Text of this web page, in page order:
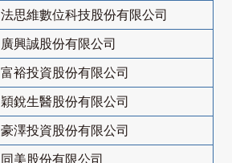
法思維數位科技股份有限公司
廣興誠股份有限公司
富裕投資股份有限公司
穎銳生醫股份有限公司
豪澤投資股份有限公司
同美股份有限公司